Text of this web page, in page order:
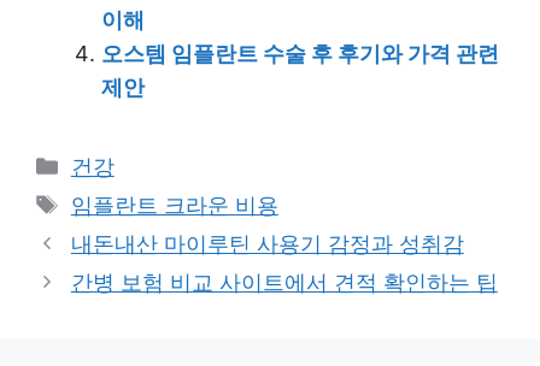
이해
오스템 임플란트 수술 후 후기와 가격 관련
제안
Categories
건강
Tags
임플란트 크라운 비용
내돈내산 마이루틴 사용기 감정과 성취감
간병 보험 비교 사이트에서 견적 확인하는 팁